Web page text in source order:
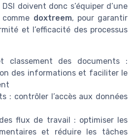
doivent donc s’équiper d’une
doxtreem, pour garantir
et l’efficacité des processus
classement des documents :
des informations et faciliter le
: contrôler l’accès aux données
flux de travail : optimiser les
et réduire les tâches